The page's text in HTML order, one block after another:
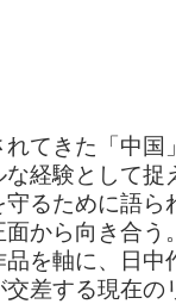
てきた「中国
経験として捉
るために語ら
から向き合う
品を軸に、日
差する現在の